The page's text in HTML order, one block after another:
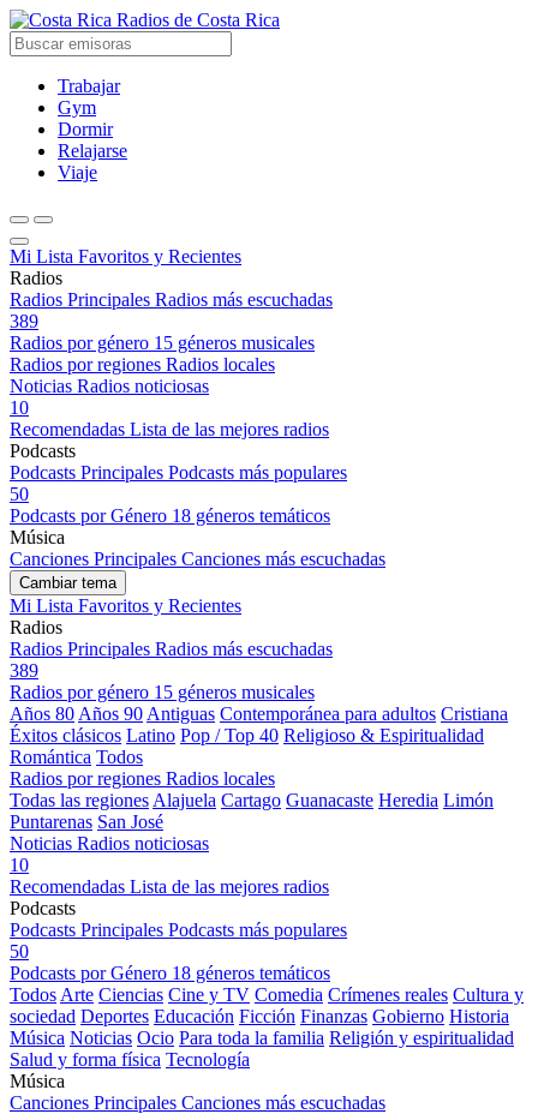
Radios de Costa Rica
Trabajar
Gym
Dormir
Relajarse
Viaje
Mi Lista Favoritos y Recientes
Radios
Radios Principales Radios más escuchadas
389
Radios por género 15 géneros musicales
Radios por regiones Radios locales
Noticias Radios noticiosas
10
Recomendadas Lista de las mejores radios
Podcasts
Podcasts Principales Podcasts más populares
50
Podcasts por Género 18 géneros temáticos
Música
Canciones Principales Canciones más escuchadas
Cambiar tema
Mi Lista Favoritos y Recientes
Radios
Radios Principales Radios más escuchadas
389
Radios por género 15 géneros musicales
Años 80 Años 90 Antiguas Contemporánea para adultos Cristiana
Éxitos clásicos Latino Pop / Top 40 Religioso & Espiritualidad
Romántica Todos
Radios por regiones Radios locales
Todas las regiones Alajuela Cartago Guanacaste Heredia Limón
Puntarenas San José
Noticias Radios noticiosas
10
Recomendadas Lista de las mejores radios
Podcasts
Podcasts Principales Podcasts más populares
50
Podcasts por Género 18 géneros temáticos
Todos Arte Ciencias Cine y TV Comedia Crímenes reales Cultura y
sociedad Deportes Educación Ficción Finanzas Gobierno Historia
Música Noticias Ocio Para toda la familia Religión y espiritualidad
Salud y forma física Tecnología
Música
Canciones Principales Canciones más escuchadas